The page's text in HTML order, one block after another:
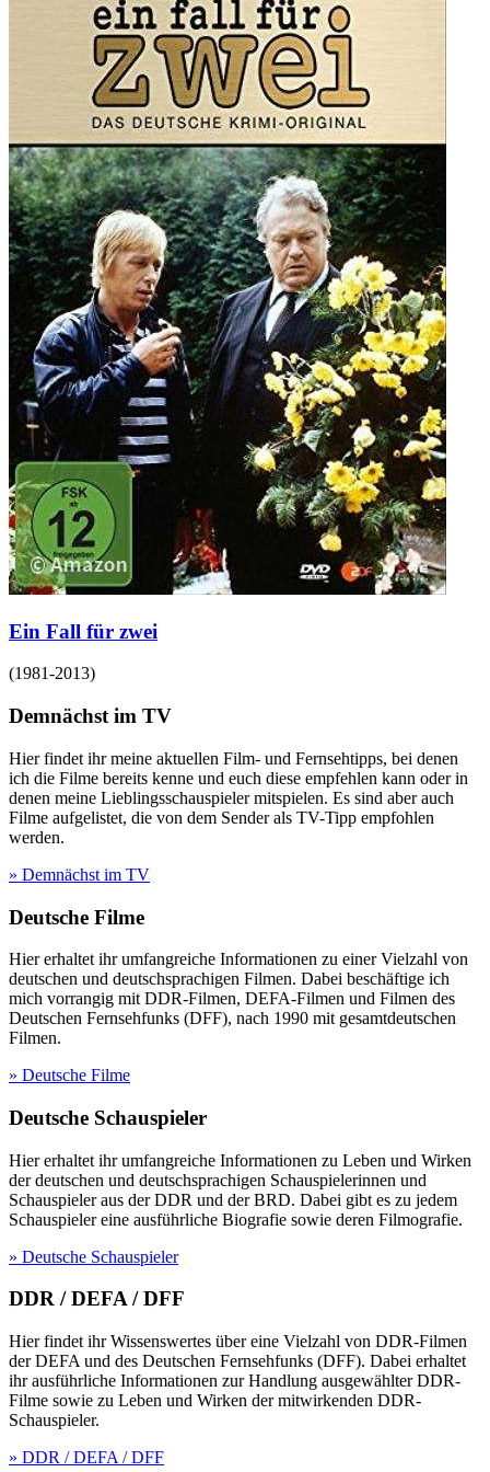
Ein Fall für zwei
(1981-2013)
Demnächst im TV
Hier findet ihr meine aktuellen Film- und Fernsehtipps, bei denen
ich die Filme bereits kenne und euch diese empfehlen kann oder in
denen meine Lieblingsschauspieler mitspielen. Es sind aber auch
Filme aufgelistet, die von dem Sender als TV-Tipp empfohlen
werden.
» Demnächst im TV
Deutsche Filme
Hier erhaltet ihr umfangreiche Informationen zu einer Vielzahl von
deutschen und deutschsprachigen Filmen. Dabei beschäftige ich
mich vorrangig mit DDR-Filmen, DEFA-Filmen und Filmen des
Deutschen Fernsehfunks (DFF), nach 1990 mit gesamtdeutschen
Filmen.
» Deutsche Filme
Deutsche Schauspieler
Hier erhaltet ihr umfangreiche Informationen zu Leben und Wirken
der deutschen und deutschsprachigen Schauspielerinnen und
Schauspieler aus der DDR und der BRD. Dabei gibt es zu jedem
Schauspieler eine ausführliche Biografie sowie deren Filmografie.
» Deutsche Schauspieler
DDR / DEFA / DFF
Hier findet ihr Wissenswertes über eine Vielzahl von DDR-Filmen
der DEFA und des Deutschen Fernsehfunks (DFF). Dabei erhaltet
ihr ausführliche Informationen zur Handlung ausgewählter DDR-
Filme sowie zu Leben und Wirken der mitwirkenden DDR-
Schauspieler.
» DDR / DEFA / DFF